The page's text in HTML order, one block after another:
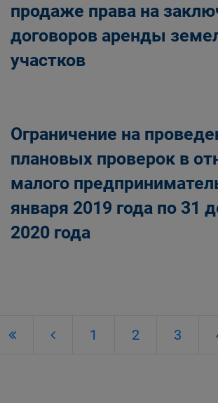
продаже права на
договоров аренды
участков
Ограничение на
плановых проверок в
малого
января 2019 года по 31
2020 года
1 2 3